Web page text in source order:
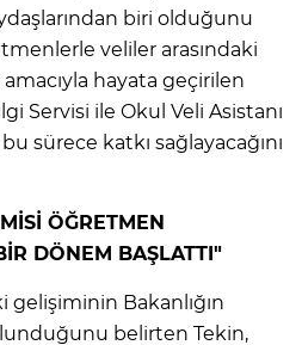
biri olduğunu
veliler arasındaki
hayata geçirilen
Servisi ile Okul Veli Asistanı
sürece katkı sağlayacağını
ÖĞRETMEN
DÖNEM BAŞLATTI"
Bakanlığın
belirten Tekin,